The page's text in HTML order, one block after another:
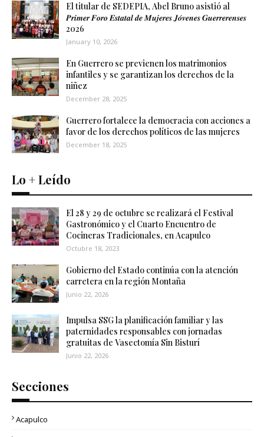
El titular de SEDEPIA, Abel Bruno asistió al
𝑷𝒓𝒊𝒎𝒆𝒓 𝑭𝒐𝒓𝒐 𝑬𝒔𝒕𝒂𝒕𝒂𝒍 𝒅𝒆 𝑴𝒖𝒋𝒆𝒓𝒆𝒔 𝑱𝒐́𝒗𝒆𝒏𝒆𝒔 𝑮𝒖𝒆𝒓𝒓𝒆𝒓𝒆𝒏𝒔𝒆𝒔
2026
January 10, 2026
En Guerrero se previenen los matrimonios
infantiles y se garantizan los derechos de la
niñez
December 28, 2025
Guerrero fortalece la democracia con acciones a
favor de los derechos políticos de las mujeres
December 18, 2025
Lo + Leído
El 28 y 29 de octubre se realizará el Festival
Gastronómico y el Cuarto Encuentro de
Cocineras Tradicionales, en Acapulco
Octubre 18, 2023
Gobierno del Estado continúa con la atención
carretera en la región Montaña
Junio 22, 2026
Impulsa SSG la planificación familiar y las
paternidades responsables con jornadas
gratuitas de Vasectomía Sin Bisturí
Junio 22, 2026
Secciones
Acapulco